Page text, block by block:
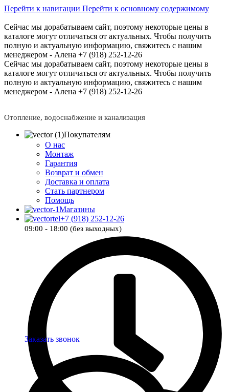
Перейти к навигации Перейти к основному содержимому
Сейчас мы дорабатываем сайт, поэтому некоторые цены в
каталоге могут отличаться от актуальных. Чтобы получить
полную и актуальную информацию, свяжитесь с нашим
менеджером - Алена +7 (918) 252-12-26
Сейчас мы дорабатываем сайт, поэтому некоторые цены в
каталоге могут отличаться от актуальных. Чтобы получить
полную и актуальную информацию, свяжитесь с нашим
менеджером - Алена +7 (918) 252-12-26
Отопление, водоснабжение и канализация
Покупателям
О нас
Монтаж
Гарантия
Возврат и обмен
Доставка и оплата
Стать партнером
Помощь
Магазины
+7 (918) 252-12-26
09:00 - 18:00 (без выходных)
Заказать звонок